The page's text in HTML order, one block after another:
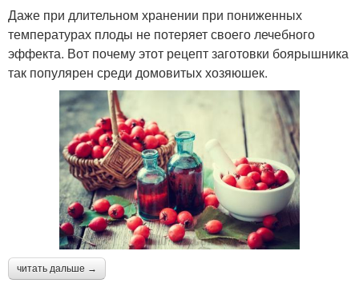
Даже при длительном хранении при пониженных
температурах плоды не потеряет своего лечебного
эффекта. Вот почему этот рецепт заготовки боярышника
так популярен среди домовитых хозяюшек.
читать дальше →